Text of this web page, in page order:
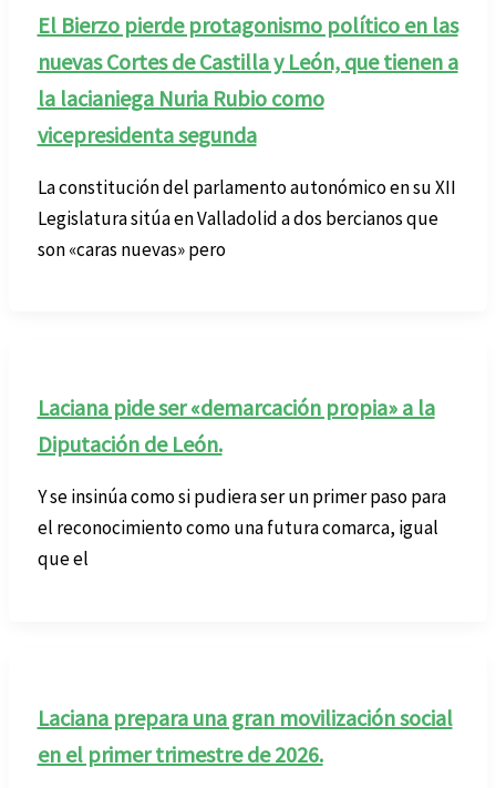
El Bierzo pierde protagonismo político en las
nuevas Cortes de Castilla y León, que tienen a
la lacianiega Nuria Rubio como
vicepresidenta segunda
La constitución del parlamento autonómico en su XII
Legislatura sitúa en Valladolid a dos bercianos que
son «caras nuevas» pero
Laciana pide ser «demarcación propia» a la
Diputación de León.
Y se insinúa como si pudiera ser un primer paso para
el reconocimiento como una futura comarca, igual
que el
Laciana prepara una gran movilización social
en el primer trimestre de 2026.